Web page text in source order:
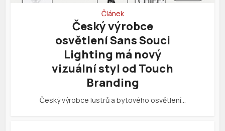
Článek
Český výrobce
osvětlení Sans Souci
Lighting má nový
vizuální styl od Touch
Branding
Český výrobce lustrů a bytového osvětlení…